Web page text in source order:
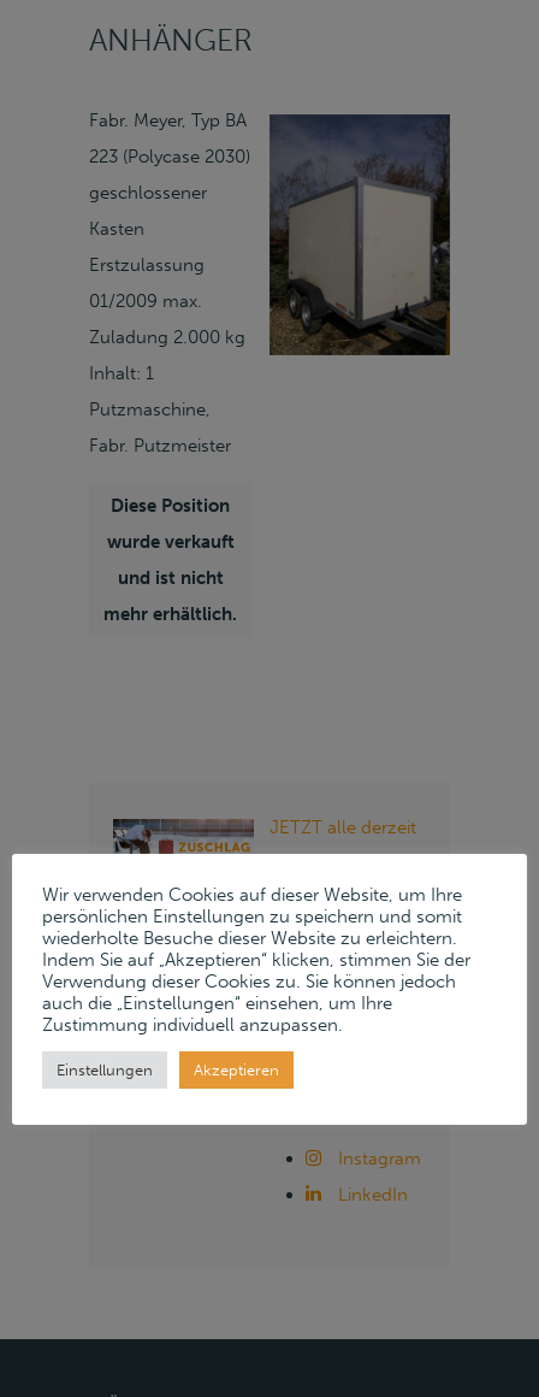
ANHÄNGER
Fabr. Meyer, Typ BA
223 (Polycase 2030)
geschlossener
Kasten
Erstzulassung
01/2009 max.
Zuladung 2.000 kg
Inhalt: 1
Putzmaschine,
Fabr. Putzmeister
Diese Position
wurde verkauft
und ist nicht
mehr erhältlich.
JETZT alle derzeit
Positionen
anzeigen »
Folgen Sie Lueders
& Partner auf
unseren Social
Instagram
LinkedIn
Wir verwenden Cookies auf dieser Website, um Ihre
persönlichen Einstellungen zu speichern und somit
wiederholte Besuche dieser Website zu erleichtern.
Indem Sie auf „Akzeptieren“ klicken, stimmen Sie der
Verwendung dieser Cookies zu. Sie können jedoch
auch die „Einstellungen“ einsehen, um Ihre
Zustimmung individuell anzupassen.
Einstellungen Akzeptieren